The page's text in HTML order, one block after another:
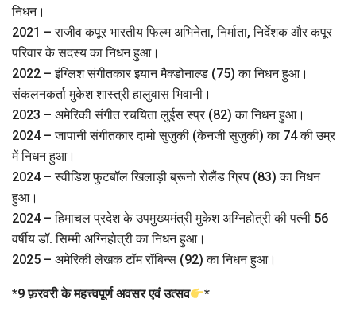
निधन।
2021 – राजीव कपूर भारतीय फिल्म अभिनेता, निर्माता, निर्देशक और कपूर
परिवार के सदस्य का निधन हुआ।
2022 – इंग्लिश संगीतकार इयान मैक्डोनाल्ड (75) का निधन हुआ।
संकलनकर्ता मुकेश शास्त्री हालुवास भिवानी।
2023 – अमेरिकी संगीत रचयिता लुईस स्प्र (82) का निधन हुआ।
2024 – जापानी संगीतकार दामो सुज़ुकी (केनजी सुज़ुकी) का 74 की उम्र
में निधन हुआ।
2024 – स्वीडिश फुटबॉल खिलाड़ी ब्रूनो रोलैंड ग्रिप (83) का निधन
हुआ।
2024 – हिमाचल प्रदेश के उपमुख्यमंत्री मुकेश अग्निहोत्री की पत्नी 56
वर्षीय डॉ. सिम्मी अग्निहोत्री का निधन हुआ।
2025 – अमेरिकी लेखक टॉम रॉबिन्स (92) का निधन हुआ।
*9 फ़रवरी के महत्त्वपूर्ण अवसर एवं उत्सव *